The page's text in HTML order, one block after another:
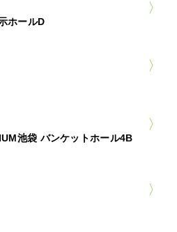
ホールD
池袋 バンケットホール4B